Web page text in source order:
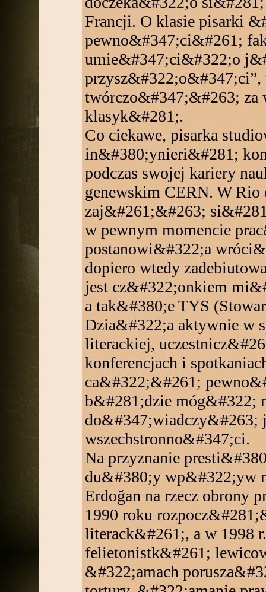
Francji. O klasie pisarki
pewno&#347;ci&#261;
umie&#347;ci&#322;o
twórczo&#347;&#263; za
klasyk&#281;.
Co ciekawe, pisarka
in&#380;ynieri&#281;
podczas swojej kariery
genewskim CERN. W Rio
zaj&#261;&#263;
w pewnym momencie
postanowi&#322;a
dopiero wtedy
jest cz&#322;onkiem
a tak&#380;e TYS
Dzia&#322;a aktywnie w
literackiej,
konferencjach i
ca&#322;&#261;
b&#281;dzie móg&#322;
do&#347;wiadczy&#263;
wszechstronno&#347;ci.
Na przyznanie
du&#380;y wp&#322;yw
Erdoğan na rzecz obrony
1990 roku
literack&#261;, a w 1998
felietonistk&#261;
&#322;amach